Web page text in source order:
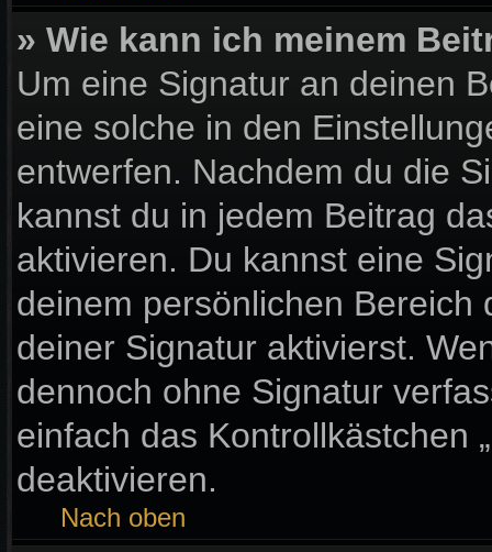
» Wie kann ich meinem
Um eine Signatur an deinen
eine solche in den
entwerfen. Nachdem du die
kannst du in jedem Beitrag
aktivieren. Du kannst eine
deinem persönlichen
deiner Signatur aktivierst.
dennoch ohne Signatur
einfach das Kontrollkästchen
deaktivieren.
Nach oben